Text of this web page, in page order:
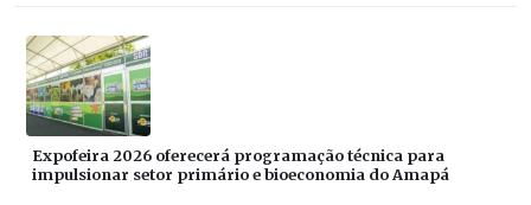
Expofeira 2026 oferecerá programação técnica para
impulsionar setor primário e bioeconomia do Amapá